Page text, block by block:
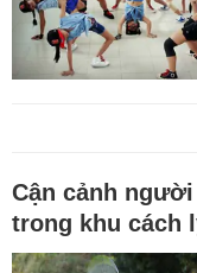
Cận cảnh
trong khu cách